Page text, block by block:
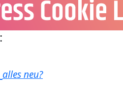
alles neu?